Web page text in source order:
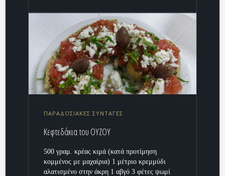
ΠΑΡΑΔΟΣΙΑΚΕΣ ΣΥΝΤΑΓΕΣ
Κεφτεδάκια του ΟΥΖΟΥ
500 γραμ. κρέας κιμά (κατά προτίμηση
κομμένος με μαχαίρια) 1 μέτριο κρεμμύδι
αλατισμένο στην άκρη 1 αβγό 3 φέτες ψωμί